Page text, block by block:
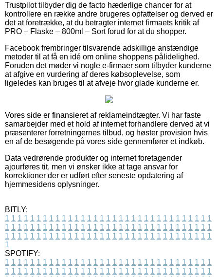
Trustpilot tilbyder dig de facto hæderlige chancer for at
kontrollere en række andre brugeres opfattelser og derved er
det at foretrække, at du betragter internet firmaets kritik af
PRO – Flaske – 800ml – Sort forud for at du shopper.
Facebook frembringer tilsvarende adskillige anstændige
metoder til at få en idé om online shoppens pålidelighed.
Foruden det møder vi nogle e-firmaer som tilbyder kunderne
at afgive en vurdering af deres købsoplevelse, som
ligeledes kan bruges til at afveje hvor glade kunderne er.
Vores side er finansieret af reklameindtægter. Vi har faste
samarbejder med et hold af internet forhandlere derved at vi
præsenterer forretningernes tilbud, og høster provision hvis
en af de besøgende på vores side gennemfører et indkøb.
Data vedrørende produkter og internet foretagender
ajourføres tit, men vi ønsker ikke at tage ansvar for
korrektioner der er udført efter seneste opdatering af
hjemmesidens oplysninger.
BITLY:
1 1 1 1 1 1 1 1 1 1 1 1 1 1 1 1 1 1 1 1 1 1 1 1 1 1 1 1 1 1 1 1 1
1 1 1 1 1 1 1 1 1 1 1 1 1 1 1 1 1 1 1 1 1 1 1 1 1 1 1 1 1 1 1 1 1
1 1 1 1 1 1 1 1 1 1 1 1 1 1 1 1 1 1 1 1 1 1 1 1 1 1 1 1 1 1 1 1 1
1
SPOTIFY:
1 1 1 1 1 1 1 1 1 1 1 1 1 1 1 1 1 1 1 1 1 1 1 1 1 1 1 1 1 1 1 1 1
1 1 1 1 1 1 1 1 1 1 1 1 1 1 1 1 1 1 1 1 1 1 1 1 1 1 1 1 1 1 1 1 1